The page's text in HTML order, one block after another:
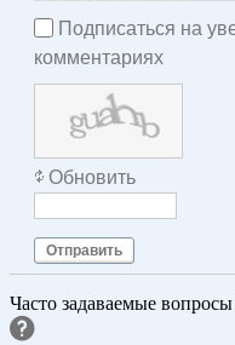
Подписаться на
комментариях
Обновить
Отправить
Часто задаваемые